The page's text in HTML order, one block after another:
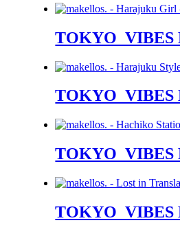
TOKYO_VIBES
TOKYO_VIBES
TOKYO_VIBES
TOKYO_VIBES